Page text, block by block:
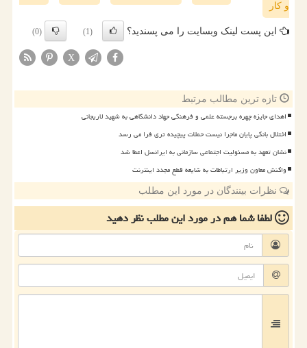
و كار
این پست لینک وبسایت را می پسندید؟ (1)
(0)
X
تازه ترین مطالب مرتبط
اهدای جایزه چهره برجسته علمی و فرهنگی جهاد دانشگاهی به شهید لاریجانی
اختلال بانکی پایان ماجرا نیست حملات پیچیده تری فرا می رسد
نشان تعهد به مسئولیت اجتماعی سازمانی به ایرانسل اعطا شد
واکنش معاون وزیر ارتباطات به شایعه قطع مجدد اینترنت
نظرات بینندگان در مورد این مطلب
لطفا شما همدر مورد این مطلبنظر دهید